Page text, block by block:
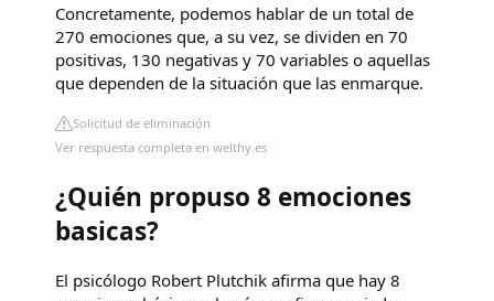
Concretamente, podemos hablar de un total de
270 emociones que, a su vez, se dividen en 70
positivas, 130 negativas y 70 variables o aquellas
que dependen de la situación que las enmarque.
Solicitud de eliminación
Ver respuesta completa en welthy.es
¿Quién propuso 8 emociones
basicas?
El psicólogo Robert Plutchik afirma que hay 8